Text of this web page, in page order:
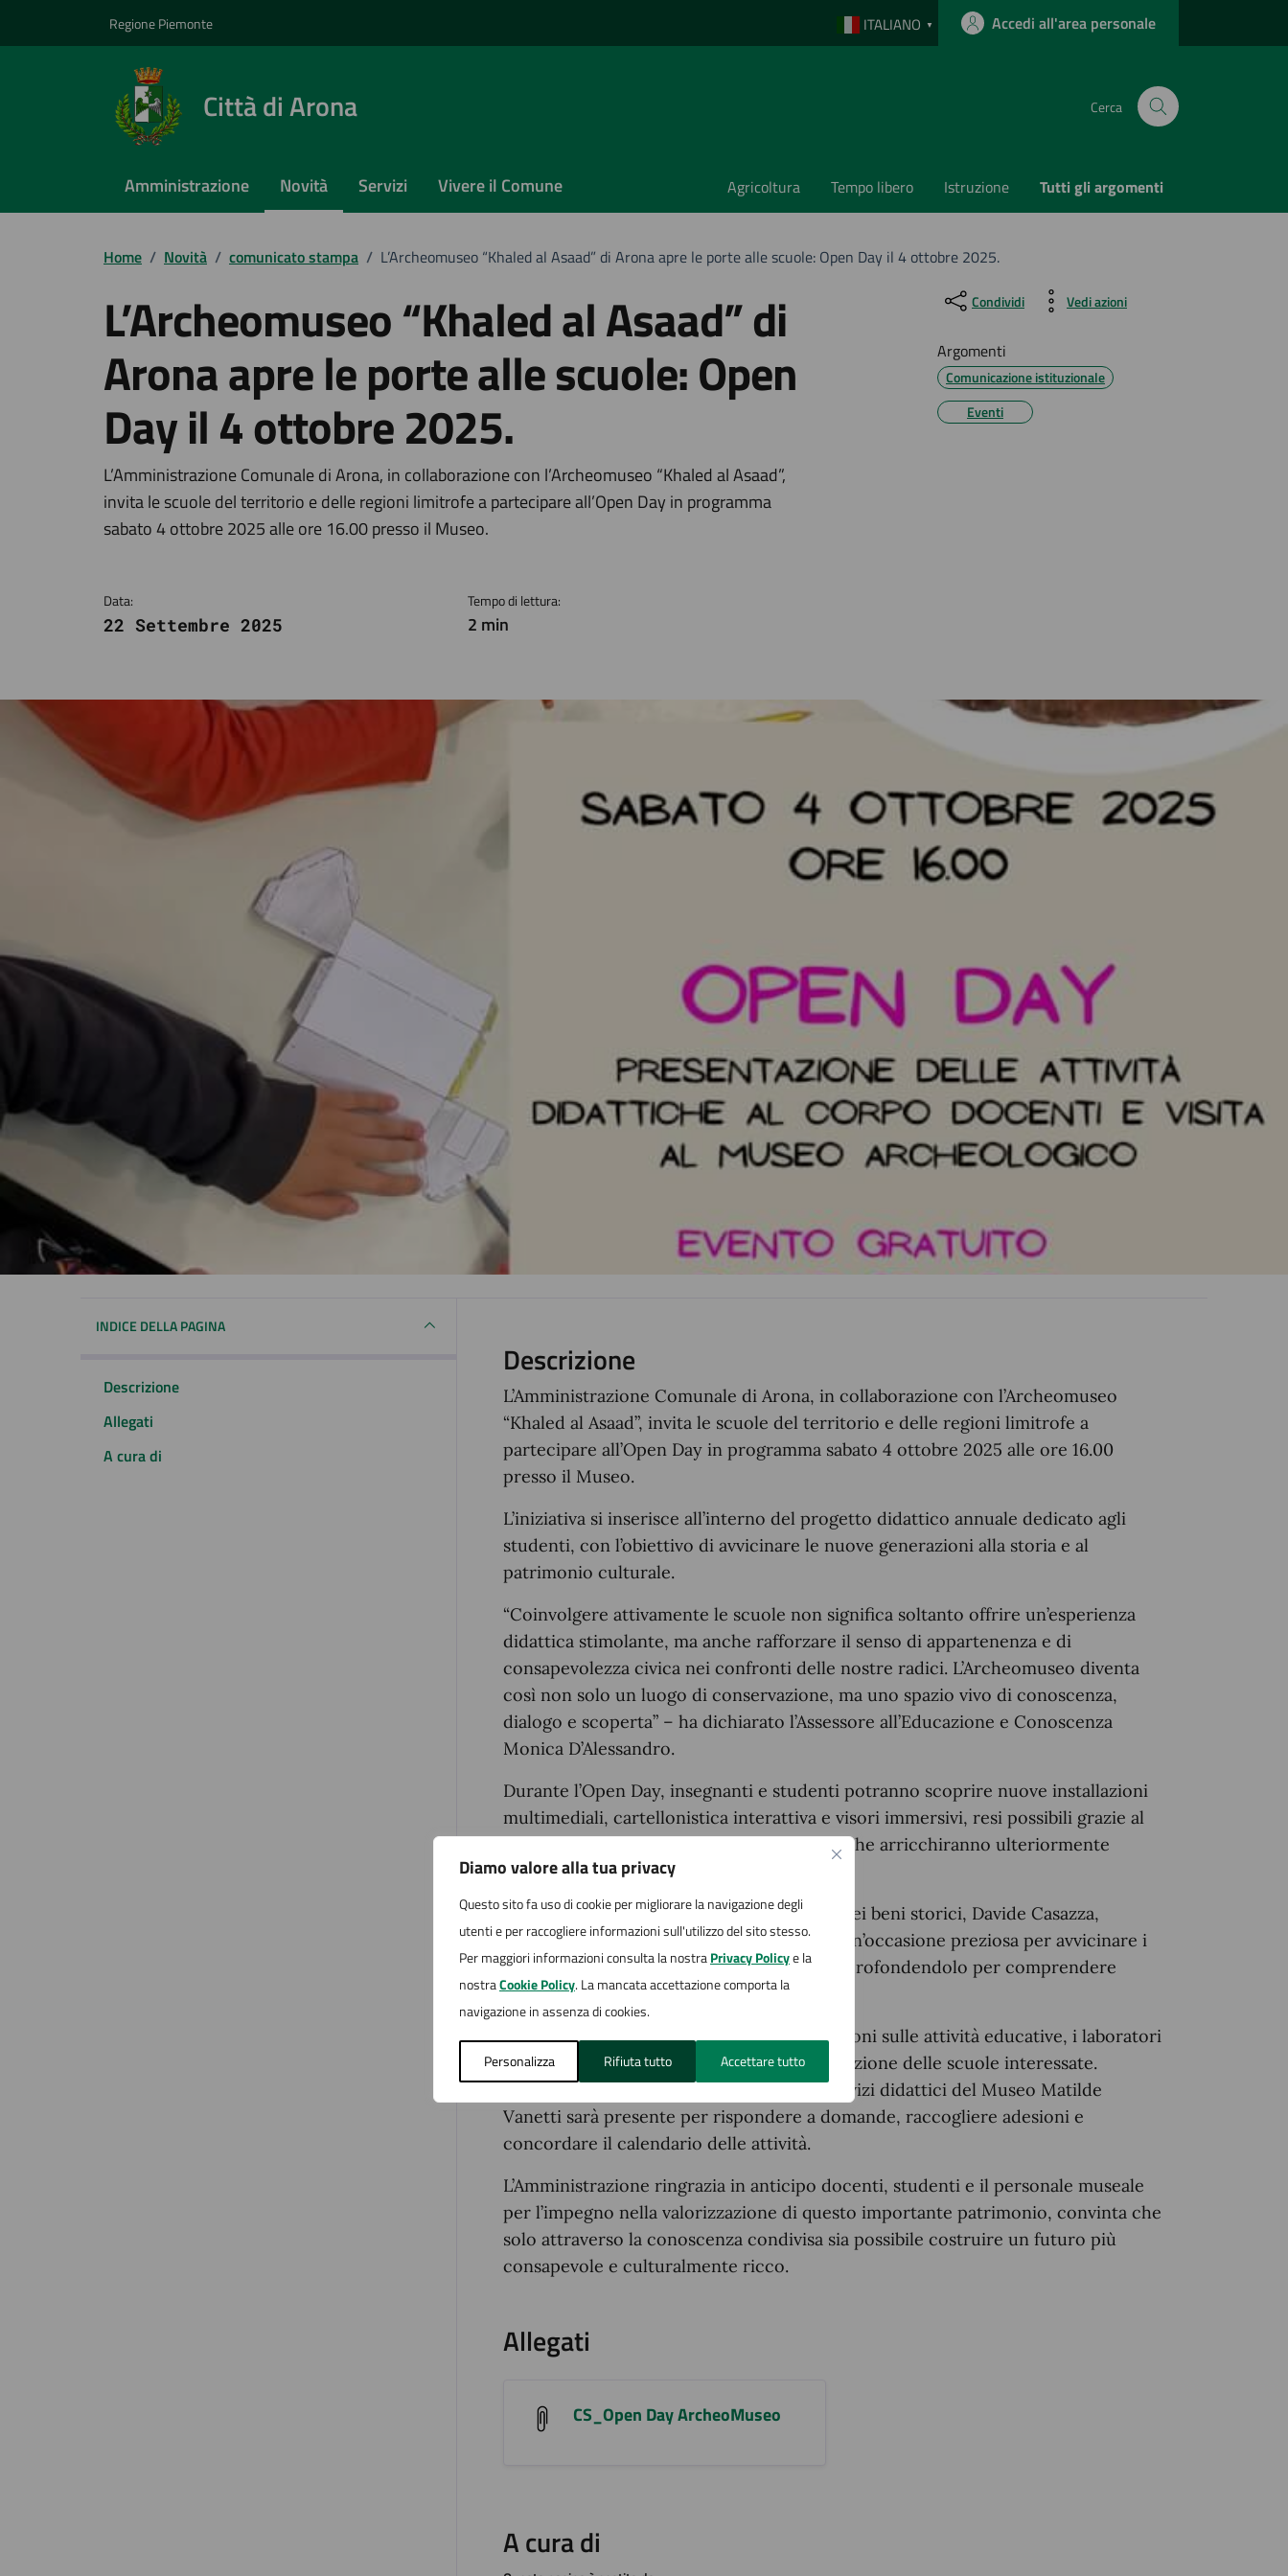
Diamo valore alla tua privacy
Questo sito fa uso di cookie per migliorare la navigazione degli
utenti e per raccogliere informazioni sull'utilizzo del sito stesso.
Per maggiori informazioni consulta la nostraPrivacy Policye la
nostraCookie Policy. La mancata accettazione comporta la
navigazione in assenza di cookies.
Personalizza Rifiuta tutto Accettare tutto
Regione Piemonte ITALIANO ▼ Accedi all'area personale
Città di Arona Cerca
Amministrazione Novità Servizi Vivere il Comune Agricoltura Tempo libero Istruzione Tutti gli argomenti
Home / Novità / comunicato stampa / L’Archeomuseo “Khaled al Asaad” di Arona apre le porte alle scuole: Open Day il 4 ottobre 2025.
L’Archeomuseo “Khaled al Asaad” di
Arona apre le porte alle scuole: Open
Day il 4 ottobre 2025.
Dettagli della notizia
L’Amministrazione Comunale di Arona, in collaborazione con l’Archeomuseo “Khaled al Asaad”,
invita le scuole del territorio e delle regioni limitrofe a partecipare all’Open Day in programma
sabato 4 ottobre 2025 alle ore 16.00 presso il Museo.
Data:
22 Settembre 2025
Tempo di lettura:
2 min
Condividi Vedi azioni
Argomenti
Comunicazione istituzionale
Eventi
INDICE DELLA PAGINA
Descrizione
Allegati
A cura di
Descrizione
L’Amministrazione Comunale di Arona, in collaborazione con l’Archeomuseo
“Khaled al Asaad”, invita le scuole del territorio e delle regioni limitrofe a
partecipare all’Open Day in programma sabato 4 ottobre 2025 alle ore 16.00
presso il Museo.
L’iniziativa si inserisce all’interno del progetto didattico annuale dedicato agli
studenti, con l’obiettivo di avvicinare le nuove generazioni alla storia e al
patrimonio culturale.
“Coinvolgere attivamente le scuole non significa soltanto offrire un’esperienza
didattica stimolante, ma anche rafforzare il senso di appartenenza e di
consapevolezza civica nei confronti delle nostre radici. L’Archeomuseo diventa
così non solo un luogo di conservazione, ma uno spazio vivo di conoscenza,
dialogo e scoperta” – ha dichiarato l’Assessore all’Educazione e Conoscenza
Monica D’Alessandro.
Durante l’Open Day, insegnanti e studenti potranno scoprire nuove installazioni
multimediali, cartellonistica interattiva e visori immersivi, resi possibili grazie al
Bando Unesco del Ministero del Turismo, che arricchiranno ulteriormente
l’esperienza di visita.
L’Assessore con delega alla valorizzazione dei beni storici, Davide Casazza,
sottolinea: “Questa proposta rappresenta un’occasione preziosa per avvicinare i
ragazzi al nostro passato, studiandolo e approfondendolo per comprendere
meglio le radici della nostra cultura”.
Le brochures digitali con tutte le informazioni sulle attività educative, i laboratori
e i percorsi guidati saranno messe a disposizione delle scuole interessate.
Durante la giornata, la responsabile dei servizi didattici del Museo Matilde
Vanetti sarà presente per rispondere a domande, raccogliere adesioni e
concordare il calendario delle attività.
L’Amministrazione ringrazia in anticipo docenti, studenti e il personale museale
per l’impegno nella valorizzazione di questo importante patrimonio, convinta che
solo attraverso la conoscenza condivisa sia possibile costruire un futuro più
consapevole e culturalmente ricco.
Allegati
CS_Open Day ArcheoMuseo
A cura di